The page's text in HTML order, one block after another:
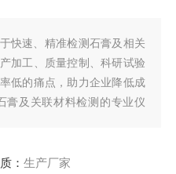
快速、精准检测石膏及相关
加工、质量控制、科研试验
低的痛点，助力企业降低成
膏及关联材料检测的专业仪
：生产厂家